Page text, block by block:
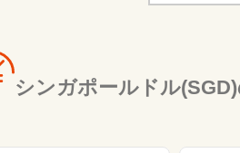
シンガポールドル